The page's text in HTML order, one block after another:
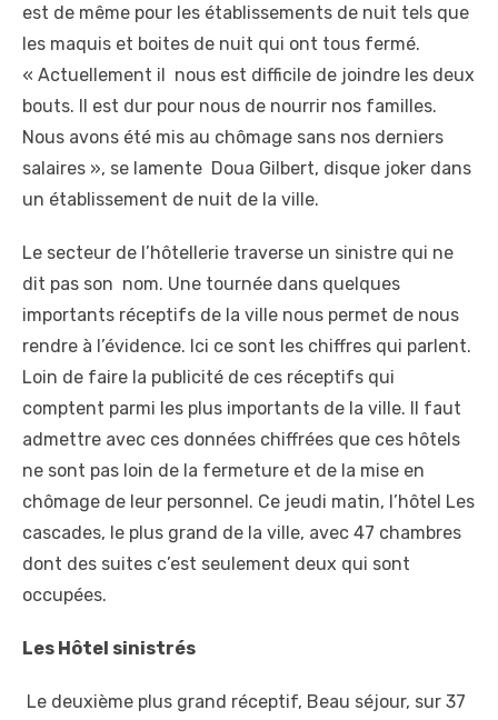
est de même pour les établissements de nuit tels que
les maquis et boites de nuit qui ont tous fermé.
« Actuellement il nous est difficile de joindre les deux
bouts. Il est dur pour nous de nourrir nos familles.
Nous avons été mis au chômage sans nos derniers
salaires », se lamente Doua Gilbert, disque joker dans
un établissement de nuit de la ville.
Le secteur de l’hôtellerie traverse un sinistre qui ne
dit pas son nom. Une tournée dans quelques
importants réceptifs de la ville nous permet de nous
rendre à l’évidence. Ici ce sont les chiffres qui parlent.
Loin de faire la publicité de ces réceptifs qui
comptent parmi les plus importants de la ville. Il faut
admettre avec ces données chiffrées que ces hôtels
ne sont pas loin de la fermeture et de la mise en
chômage de leur personnel. Ce jeudi matin, l’hôtel Les
cascades, le plus grand de la ville, avec 47 chambres
dont des suites c’est seulement deux qui sont
occupées.
Les Hôtel sinistrés
Le deuxième plus grand réceptif, Beau séjour, sur 37